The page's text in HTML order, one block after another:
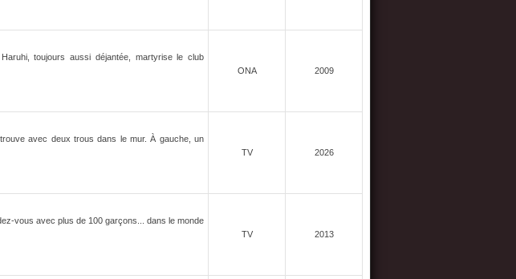
toujours aussi déjantée, martyrise le club
ONA 2009
avec deux trous dans le mur. À gauche, un
TV 2026
vous avec plus de 100 garçons... dans le monde
TV 2013